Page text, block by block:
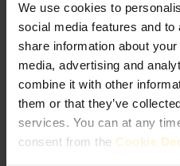
We use cookies to
social media features and
share information about
media, advertising and
combine it with other
them or that they’ve
services. You can at any
consent from the Cookie
Een comfortabele sfeer met tafels
Het menu biedt zowel eenvoudige
geschikt voor een avondje uit of
helpt met aanbevelingen en met
Plan uw bezoek
Reserveer vooral in het weekend